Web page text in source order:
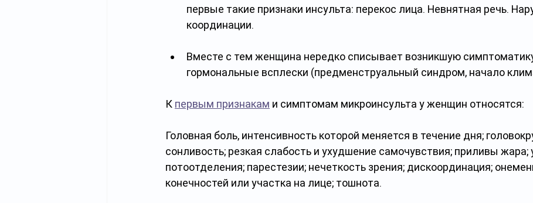
первые такие признаки инсульта: перекос лица. Невнятная речь.
координации.
Вместе с тем женщина нередко списывает возникшую
гормональные всплески (предменструальный синдром, начало
К первым признакам и симптомам микроинсульта у женщин относятся:
Головная боль, интенсивность которой меняется в течение дня;
сонливость; резкая слабость и ухудшение самочувствия; приливы жара;
потоотделения; парестезии; нечеткость зрения; дискоординация;
конечностей или участка на лице; тошнота.